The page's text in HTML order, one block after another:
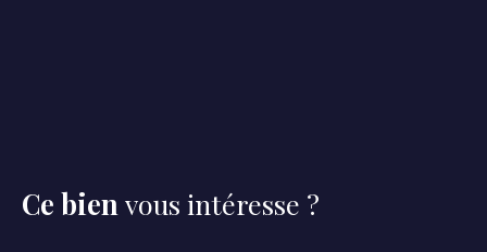
Ce bien vous intéresse ?